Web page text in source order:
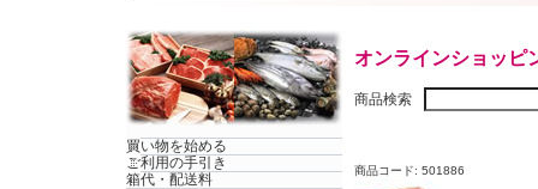
買い物を始める
ご利用の手引き
箱代・配送料
オンラインショッピ
商品検索
商品コード: 501886